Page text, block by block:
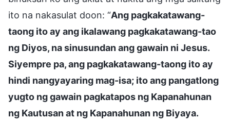
ito na nakasulat doon: “Ang pagkakatawang-
taong ito ay ang ikalawang pagkakatawang-tao
ng Diyos, na sinusundan ang gawain ni Jesus.
Siyempre pa, ang pagkakatawang-taong ito ay
hindi nangyayaring mag-isa; ito ang pangatlong
yugto ng gawain pagkatapos ng Kapanahunan
ng Kautusan at ng Kapanahunan ng Biyaya.